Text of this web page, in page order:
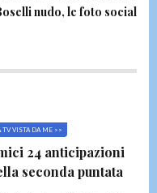
nudo, le foto social
TV VISTA DA ME >>
24 anticipazioni
seconda puntata